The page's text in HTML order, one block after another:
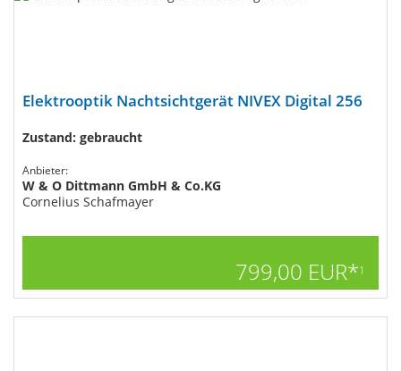
Elektrooptik Nachtsichtgerät NIVEX Digital 256
Zustand: gebraucht
Anbieter:
W & O Dittmann GmbH & Co.KG
Cornelius Schafmayer
799,00 EUR*1